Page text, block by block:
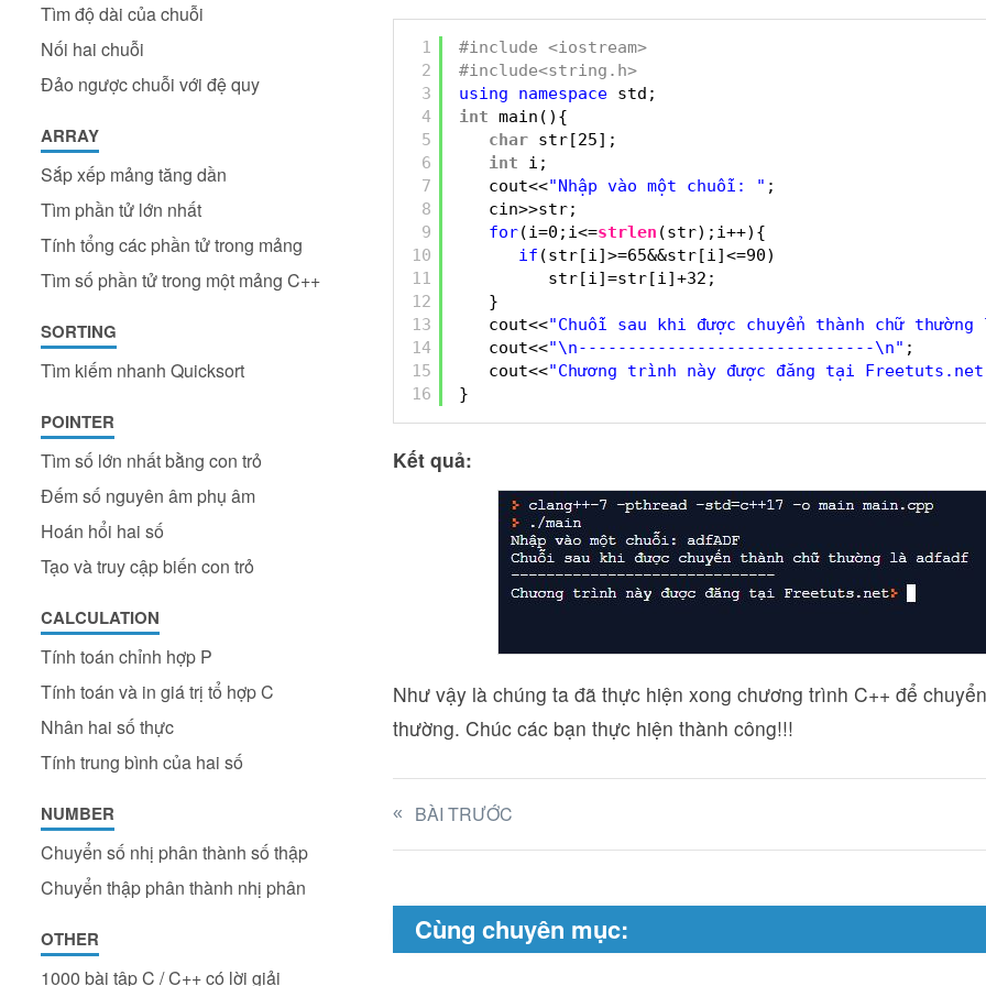
Tìm độ dài của chuỗi
Nối hai chuỗi
Đảo ngược chuỗi với đệ quy
ARRAY
Sắp xếp mảng tăng dần
Tìm phần tử lớn nhất
Tính tổng các phần tử trong mảng
Tìm số phần tử trong một mảng C++
SORTING
Tìm kiếm nhanh Quicksort
POINTER
Tìm số lớn nhất bằng con trỏ
Đếm số nguyên âm phụ âm
Hoán hổi hai số
Tạo và truy cập biến con trỏ
CALCULATION
Tính toán chỉnh hợp P
Tính toán và in giá trị tổ hợp C
Nhân hai số thực
Tính trung bình của hai số
NUMBER
Chuyển số nhị phân thành số thập
Chuyển thập phân thành nhị phân
OTHER
1000 bài tập C / C++ có lời giải
1
2
3
4
5
6
7
8
9
10
11
12
13
14
15
16
#include <iostream>
#include<string.h>
using
namespace std;
int main(){
char str[25];
int
i;
cout<<"Nhập vào một chuỗi: " ;
cin>>str;
for(i=0;i<=strlen (str);i++){
if (str[i]>=65&&str[i]<=90)
str[i]=str[i]+32;
}
cout<<"Chuỗi sau khi được chuyển thành chữ
cout<<"\n------------------------------\n" ;
cout<<"Chương trình này được đăng tại
}
Kết quả:
Như vậy là chúng ta đã thực hiện xong chương trình C++ để
thường. Chúc các bạn thực hiện thành công!!!
BÀI TRƯỚC
Cùng chuyên mục: